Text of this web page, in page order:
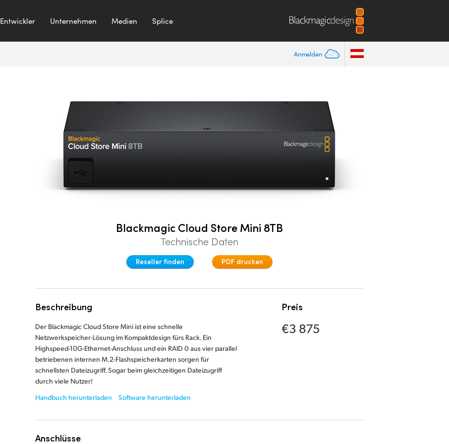
Entwickler Unternehmen Medien Splice
Anmelden
Blackmagic Cloud Store Mini 8TB
Technische Daten
Reseller finden PDF drucken
Beschreibung
Der Blackmagic Cloud Store Mini ist eine schnelle
Netzwerkspeicher-Lösung im Kompaktdesign fürs Rack. Ein
Highspeed-10G-Ethernet-Anschluss und ein RAID 0 aus vier parallel
betriebenen internen M.2-Flashspeicherkarten sorgen für
schnellsten Dateizugriff. Sogar beim gleichzeitigen Dateizugriff
durch viele Nutzer!
Handbuch herunterladen
Software herunterladen
Preis
€3 875
Anschlüsse